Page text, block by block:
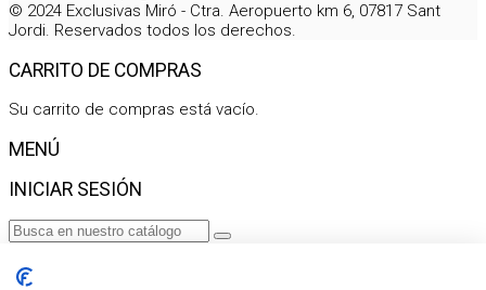
© 2024 Exclusivas Miró - Ctra. Aeropuerto km 6, 07817 Sant
Jordi. Reservados todos los derechos.
CARRITO DE COMPRAS
Su carrito de compras está vacío.
MENÚ
INICIAR SESIÓN
No se encontraron productos.